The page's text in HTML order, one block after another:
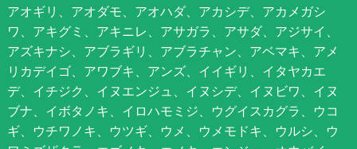
アオギリ、アオダモ、アオハダ、アカシデ、アカメガシ
ワ、アキグミ、アキニレ、アサガラ、アサダ、アジサイ、
アズキナシ、アブラギリ、アブラチャン、アベマキ、アメ
リカデイゴ、アワブキ、アンズ、イイギリ、イタヤカエ
デ、イチジク、イヌエンジュ、イヌシデ、イヌビワ、イヌ
ブナ、イボタノキ、イロハモミジ、ウグイスカグラ、ウコ
ギ、ウチワノキ、ウツギ、ウメ、ウメモドキ、ウルシ、ウ